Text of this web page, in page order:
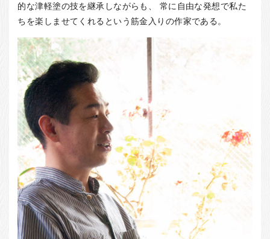
法人・飲食店のお客様
店舗紹介
お問い合わせ
お知らせ
箸ブログ
English
的な津軽塗の技を継承しながらも、 常に自由な発想で私た
ちを楽しませてくれるという筋金入りの作家である。